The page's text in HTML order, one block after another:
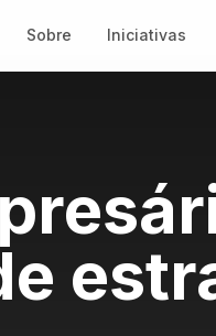
Sobre Iniciativas